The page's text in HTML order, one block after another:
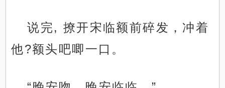
说完, 撩开宋临额前碎发，冲着
他?额头吧唧一口。